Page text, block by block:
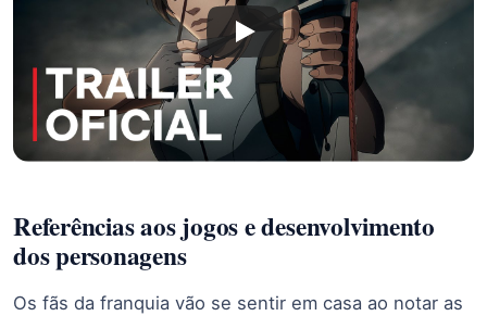
Referências aos jogos e desenvolvimento
dos personagens
Os fãs da franquia vão se sentir em casa ao notar as